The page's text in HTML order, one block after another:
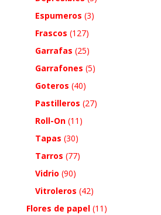
Espumeros (3)
Frascos (127)
Garrafas (25)
Garrafones (5)
Goteros (40)
Pastilleros (27)
Roll-On (11)
Tapas (30)
Tarros (77)
Vidrio (90)
Vitroleros (42)
Flores de papel (11)